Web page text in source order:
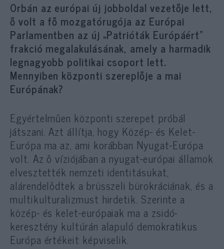
Orbán az európai új jobboldal vezetője lett,
ő volt a fő mozgatórugója az Európai
Parlamentben az új „Patrióták Európáért”
frakció megalakulásának, amely a harmadik
legnagyobb politikai csoport lett.
Mennyiben központi szereplője a mai
Európának?
Egyértelműen központi szerepet próbál
játszani. Azt állítja, hogy Közép- és Kelet-
Európa ma az, ami korábban Nyugat-Európa
volt. Az ő víziójában a nyugat-európai államok
elvesztették nemzeti identitásukat,
alárendelődtek a brüsszeli bürokráciának, és a
multikulturalizmust hirdetik. Szerinte a
közép- és kelet-európaiak ma a zsidó-
keresztény kultúrán alapuló demokratikus
Európa értékeit képviselik.